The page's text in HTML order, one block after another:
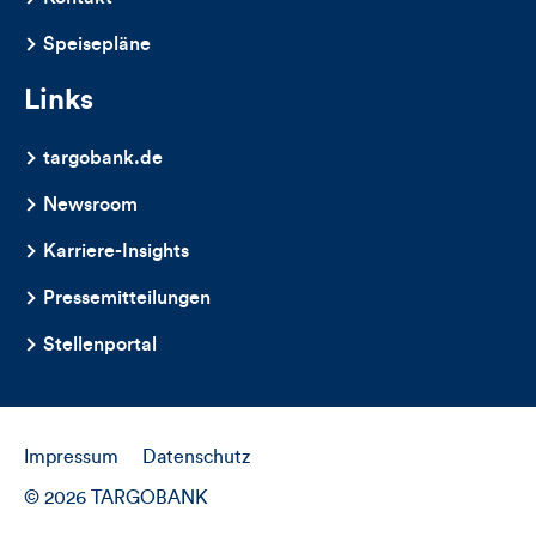
Speisepläne
Links
targobank.de
Newsroom
Karriere-Insights
Pressemitteilungen
Stellenportal
Impressum Datenschutz
© 2026 TARGOBANK